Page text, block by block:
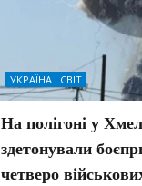
УКРАЇНА І СВІТ
На полігоні у
здетонували
четверо